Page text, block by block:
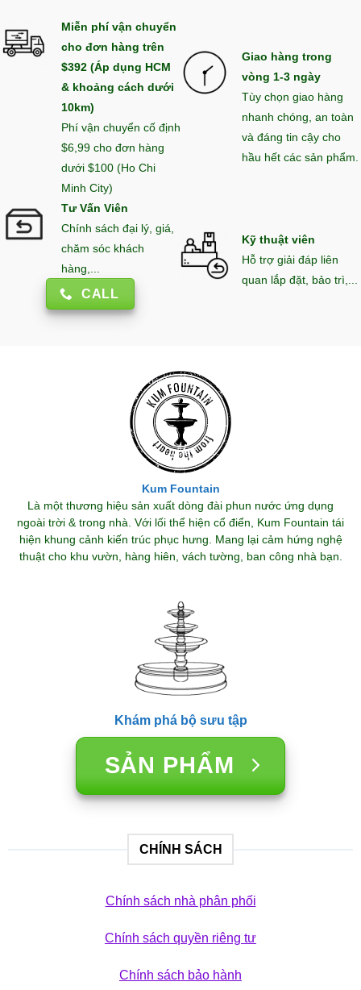
Miễn phí vận chuyển
cho đơn hàng trên
$392 (Áp dụng HCM
& khoảng cách dưới
10km)
Phí vận chuyển cố định
$6,99 cho đơn hàng
dưới $100 (Ho Chi
Minh City)
Giao hàng trong
vòng 1-3 ngày
Tùy chọn giao hàng
nhanh chóng, an toàn
và đáng tin cậy cho
hầu hết các sản phẩm.
Tư Vấn Viên
Chính sách đại lý, giá,
chăm sóc khách
hàng,...
CALL
Kỹ thuật viên
Hỗ trợ giải đáp liên
quan lắp đặt, bảo trì,...
Kum Fountain
Là một thương hiệu sản xuất dòng đài phun nước ứng dụng
ngoài trời & trong nhà. Với lối thể hiện cổ điển, Kum Fountain tái
hiện khung cảnh kiến trúc phục hưng. Mang lại cảm hứng nghệ
thuật cho khu vườn, hàng hiên, vách tường, ban công nhà bạn.
Khám phá bộ sưu tập
SẢN PHẨM
CHÍNH SÁCH
Chính sách nhà phân phối
Chính sách quyền riêng tư
Chính sách bảo hành